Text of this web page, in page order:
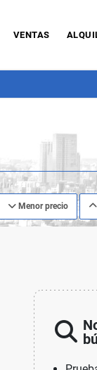
VENTAS
Menor precio